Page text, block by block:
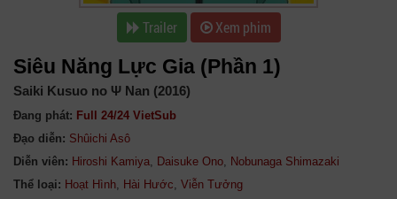
Trailer Xem phim
Siêu Năng Lực Gia (Phần 1)
Saiki Kusuo no Ψ Nan (2016)
Đang phát: Full 24/24 VietSub
Đạo diễn: Shûichi Asô
Diễn viên: Hiroshi Kamiya, Daisuke Ono, Nobunaga Shimazaki
Thể loại: Hoạt Hình, Hài Hước, Viễn Tưởng